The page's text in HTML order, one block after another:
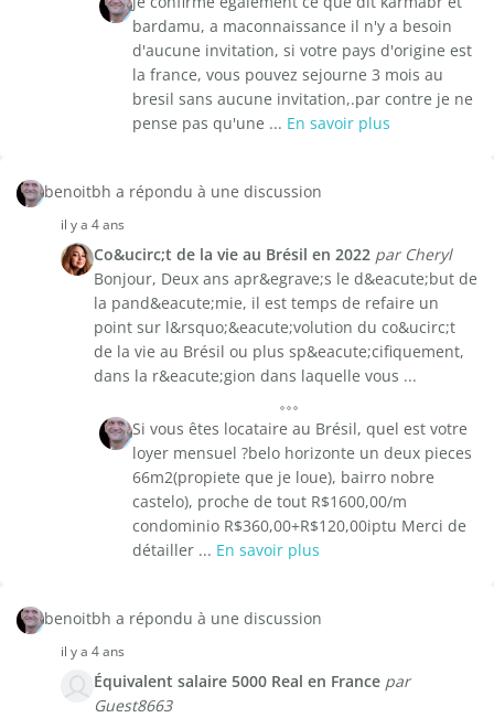
bardamu, a maconnaissance il n'y a besoin
d'aucune invitation, si votre pays d'origine est
la france, vous pouvez sejourne 3 mois au
bresil sans aucune invitation,.par contre je ne
pense pas qu'une ... En savoir plus
benoitbh a répondu à une discussion
il y a 4 ans
Co&ucirc;t de la vie au Brésil en 2022 par Cheryl
Bonjour, Deux ans apr&egrave;s le d&eacute;but de
la pand&eacute;mie, il est temps de refaire un
point sur l&rsquo;&eacute;volution du co&ucirc;t
de la vie au Brésil ou plus sp&eacute;cifiquement,
dans la r&eacute;gion dans laquelle vous ...
Si vous êtes locataire au Brésil, quel est votre
loyer mensuel ?belo horizonte un deux pieces
66m2(propiete que je loue), bairro nobre
castelo), proche de tout R$1600,00/m
condominio R$360,00+R$120,00iptu Merci de
détailler ... En savoir plus
benoitbh a répondu à une discussion
il y a 4 ans
Équivalent salaire 5000 Real en France par
Guest8663